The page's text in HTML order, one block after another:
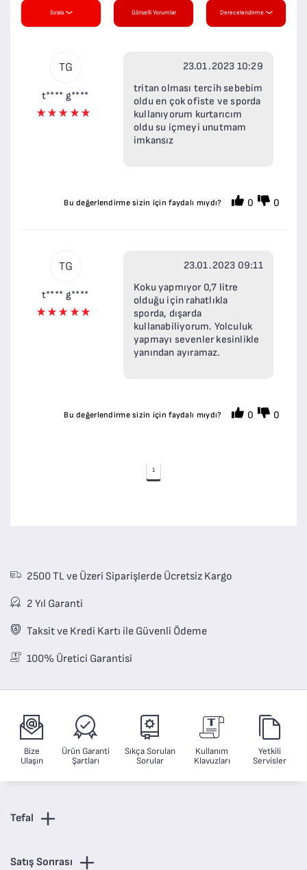
Sırala Görselli Yorumlar Derecelendirme
TG
t**** g****
23.01.2023 10:29
tritan olması tercih sebebim
oldu en çok ofiste ve sporda
kullanıyorum kurtarıcım
oldu su içmeyi unutmam
imkansız
Bu değerlendirme sizin için faydalı mıydı? 0 0
TG
t**** g****
23.01.2023 09:11
Koku yapmıyor 0,7 litre
olduğu için rahatlıkla
sporda, dışarda
kullanabiliyorum. Yolculuk
yapmayı sevenler kesinlikle
yanından ayıramaz.
Bu değerlendirme sizin için faydalı mıydı? 0 0
1
2500 TL ve Üzeri Siparişlerde Ücretsiz Kargo
2 Yıl Garanti
Taksit ve Kredi Kartı ile Güvenli Ödeme
100% Üretici Garantisi
Bize
Ulaşın
Ürün Garanti
Şartları
Sıkça Sorulan
Sorular
Kullanım
Klavuzları
Yetkili
Servisler
Tefal
Satış Sonrası